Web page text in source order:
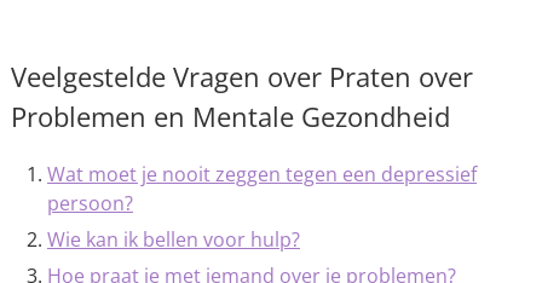
Veelgestelde Vragen over Praten over
Problemen en Mentale Gezondheid
Wat moet je nooit zeggen tegen een depressief
persoon?
Wie kan ik bellen voor hulp?
Hoe praat je met iemand over je problemen?